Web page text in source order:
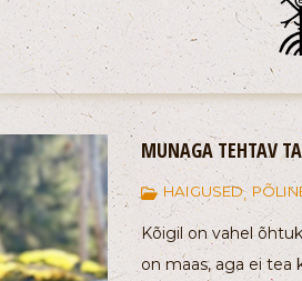
MUNAGA TEHTAV
HAIGUSED,
Kõigil on vahel
on maas, aga ei tea